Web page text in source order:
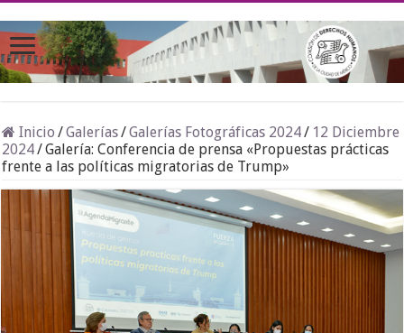
Inicio /Galerías/Galerías Fotográficas 2024/ 12 Diciembre
2024/Galería: Conferencia de prensa «Propuestas prácticas
frente a las políticas migratorias de Trump»